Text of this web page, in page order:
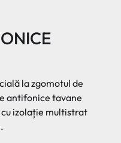
la zgomotul de
antifonice tavane
izolație multistrat